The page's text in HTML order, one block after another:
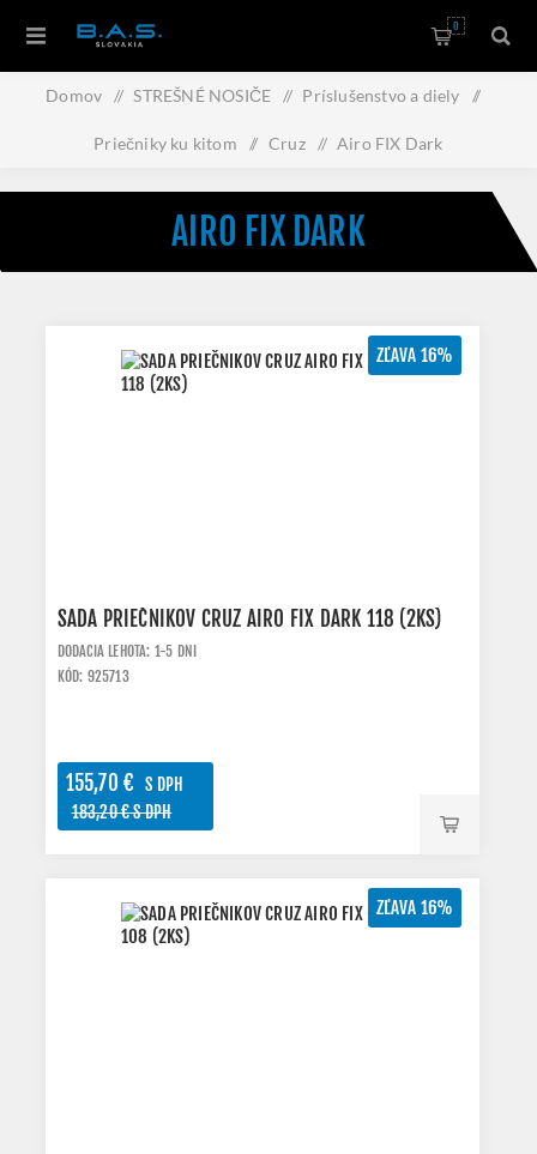
0
Domov / STREŠNÉ NOSIČE / Príslušenstvo a diely /
Priečniky ku kitom / Cruz / Airo FIX Dark
AIRO FIX DARK
ZĽAVA 16%
SADA PRIEČNIKOV CRUZ AIRO FIX DARK 118 (2KS)
DODACIA LEHOTA: 1-5 DNI
KÓD: 925713
155,70 €
S DPH
183,20 € S DPH
ZĽAVA 16%